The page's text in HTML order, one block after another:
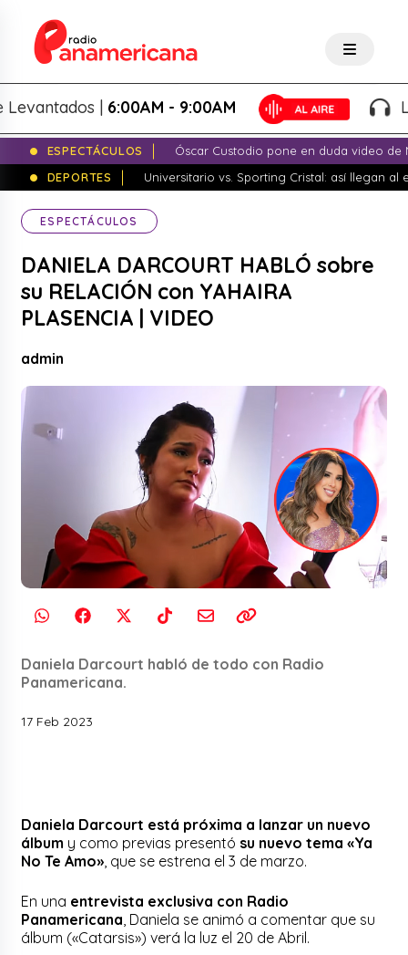
|6:00AM - 9:00AM Lo
ESPECTÁCULOS
Óscar Custodio pone en duda video de
DEPORTES
Universitario vs. Sporting Cristal: así llegan al
ESPECTÁCULOS
DANIELA DARCOURT HABLÓ sobre
su RELACIÓN con YAHAIRA
PLASENCIA | VIDEO
admin
Daniela Darcourt habló de todo con Radio
Panamericana.
17 Feb 2023
Daniela Darcourt está próxima a lanzar un nuevo
álbum y como previas presentó su nuevo tema «Ya
No Te Amo» , que se estrena el 3 de marzo.
En una entrevista exclusiva con Radio
Panamericana , Daniela se animó a comentar que su
álbum («Catarsis») verá la luz el 20 de Abril.